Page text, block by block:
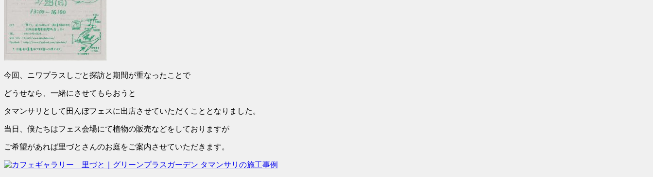
今回、ニワプラスしごと探訪と期間が重なったことで
どうせなら、一緒にさせてもらおうと
タマンサリとして田んぼフェスに出店させていただくこととなりました。
当日、僕たちはフェス会場にて植物の販売などをしておりますが
ご希望があれば里づとさんのお庭をご案内させていただきます。